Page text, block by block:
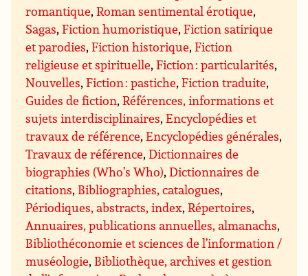
romantique,Roman sentimental érotique,
Sagas,Fiction humoristique,Fiction satirique
et parodies,Fiction historique,Fiction
religieuse et spirituelle,Fiction : particularités,
Nouvelles,Fiction : pastiche,Fiction traduite,
Guides de fiction,Références, informations et
sujets interdisciplinaires,Encyclopédies et
travaux de référence,Encyclopédies générales,
Travaux de référence,Dictionnaires de
biographies (Who’s Who),Dictionnaires de
citations, Bibliographies, catalogues,
Périodiques, abstracts, index,Répertoires,
Annuaires, publications annuelles, almanachs,
Bibliothéconomie et sciences de l’information /
muséologie, Bibliothèque, archives et gestion